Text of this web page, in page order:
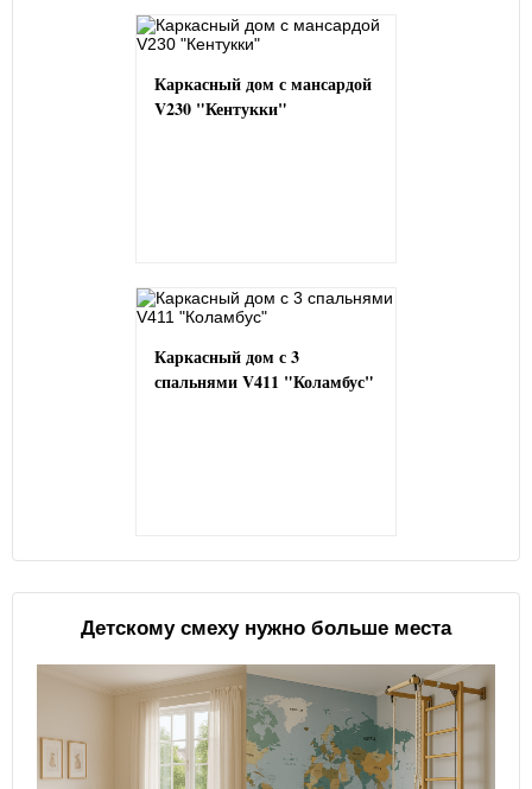
Каркасный дом с мансардой
V230 "Кентукки"
Каркасный дом с 3
спальнями V411 "Коламбус"
Детскому смеху нужно больше места